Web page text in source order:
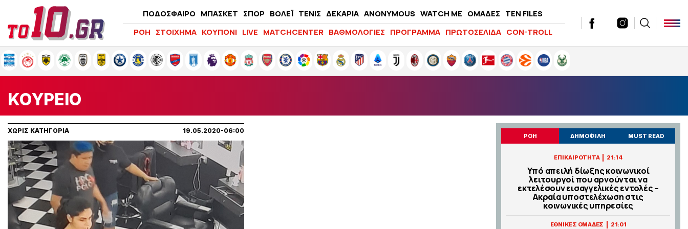
ΠΟΔΟΣΦΑΙΡΟ ΜΠΑΣΚΕΤ ΣΠΟΡ ΒΟΛΕΪ ΤΕΝΙΣ ΔΕΚΑΡΙΑ ANONYMOUS WATCH ME ΟΜΑΔΕΣ TEN FILES
LIFEWITNESS
ΡΟΗ ΣΤΟΙΧΗΜΑ ΚΟΥΠΟΝΙ LIVE MATCHCENTER ΒΑΘΜΟΛΟΓΙΕΣ ΠΡΟΓΡΑΜΜΑ ΠΡΩΤΟΣΕΛΙΔΑ CON-TROLL
KOΥΡΕΙΟ
ΧΩΡΙΣ ΚΑΤΗΓΟΡΙΑ 19.05.2020-06:00
ΡΟΗ ΔΗΜΟΦΙΛΗ MUST READ
ΕΠΙΚΑΙΡΟΤΗΤΑ 21:14
Υπό απειλή δίωξης κοινωνικοί
λειτουργοί που αρνούνται να
εκτελέσουν εισαγγελικές εντολές –
Ακραία υποστελέχωση στις
κοινωνικές υπηρεσίες
ΕΘΝΙΚΕΣ ΟΜΑΔΕΣ 21:01